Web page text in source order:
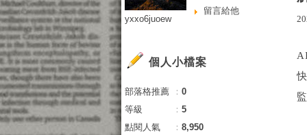
留言給他
yxxo6juoew
個人小檔案
部落格推薦 ： 0
等級
： 5
點閱人氣
： 8,950